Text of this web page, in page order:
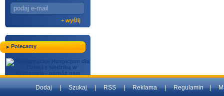
+ wyślij
Polecamy
Dodaj|Szukaj|RSS|Reklama|Regulamin|